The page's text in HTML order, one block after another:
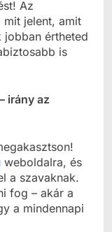
Az
jelent, amit
jobban értheted
is
irány az
weboldalra, és
a szavaknak.
fog – akár a
a mindennapi